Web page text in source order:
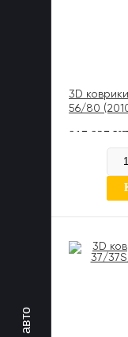
3D
56/80
817 837
В наличии